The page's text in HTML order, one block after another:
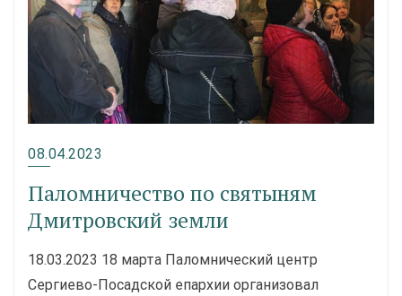
08.04.2023
Паломничество по святыням
Дмитровский земли
18.03.2023 18 марта Паломнический центр
Сергиево-Посадской епархии организовал